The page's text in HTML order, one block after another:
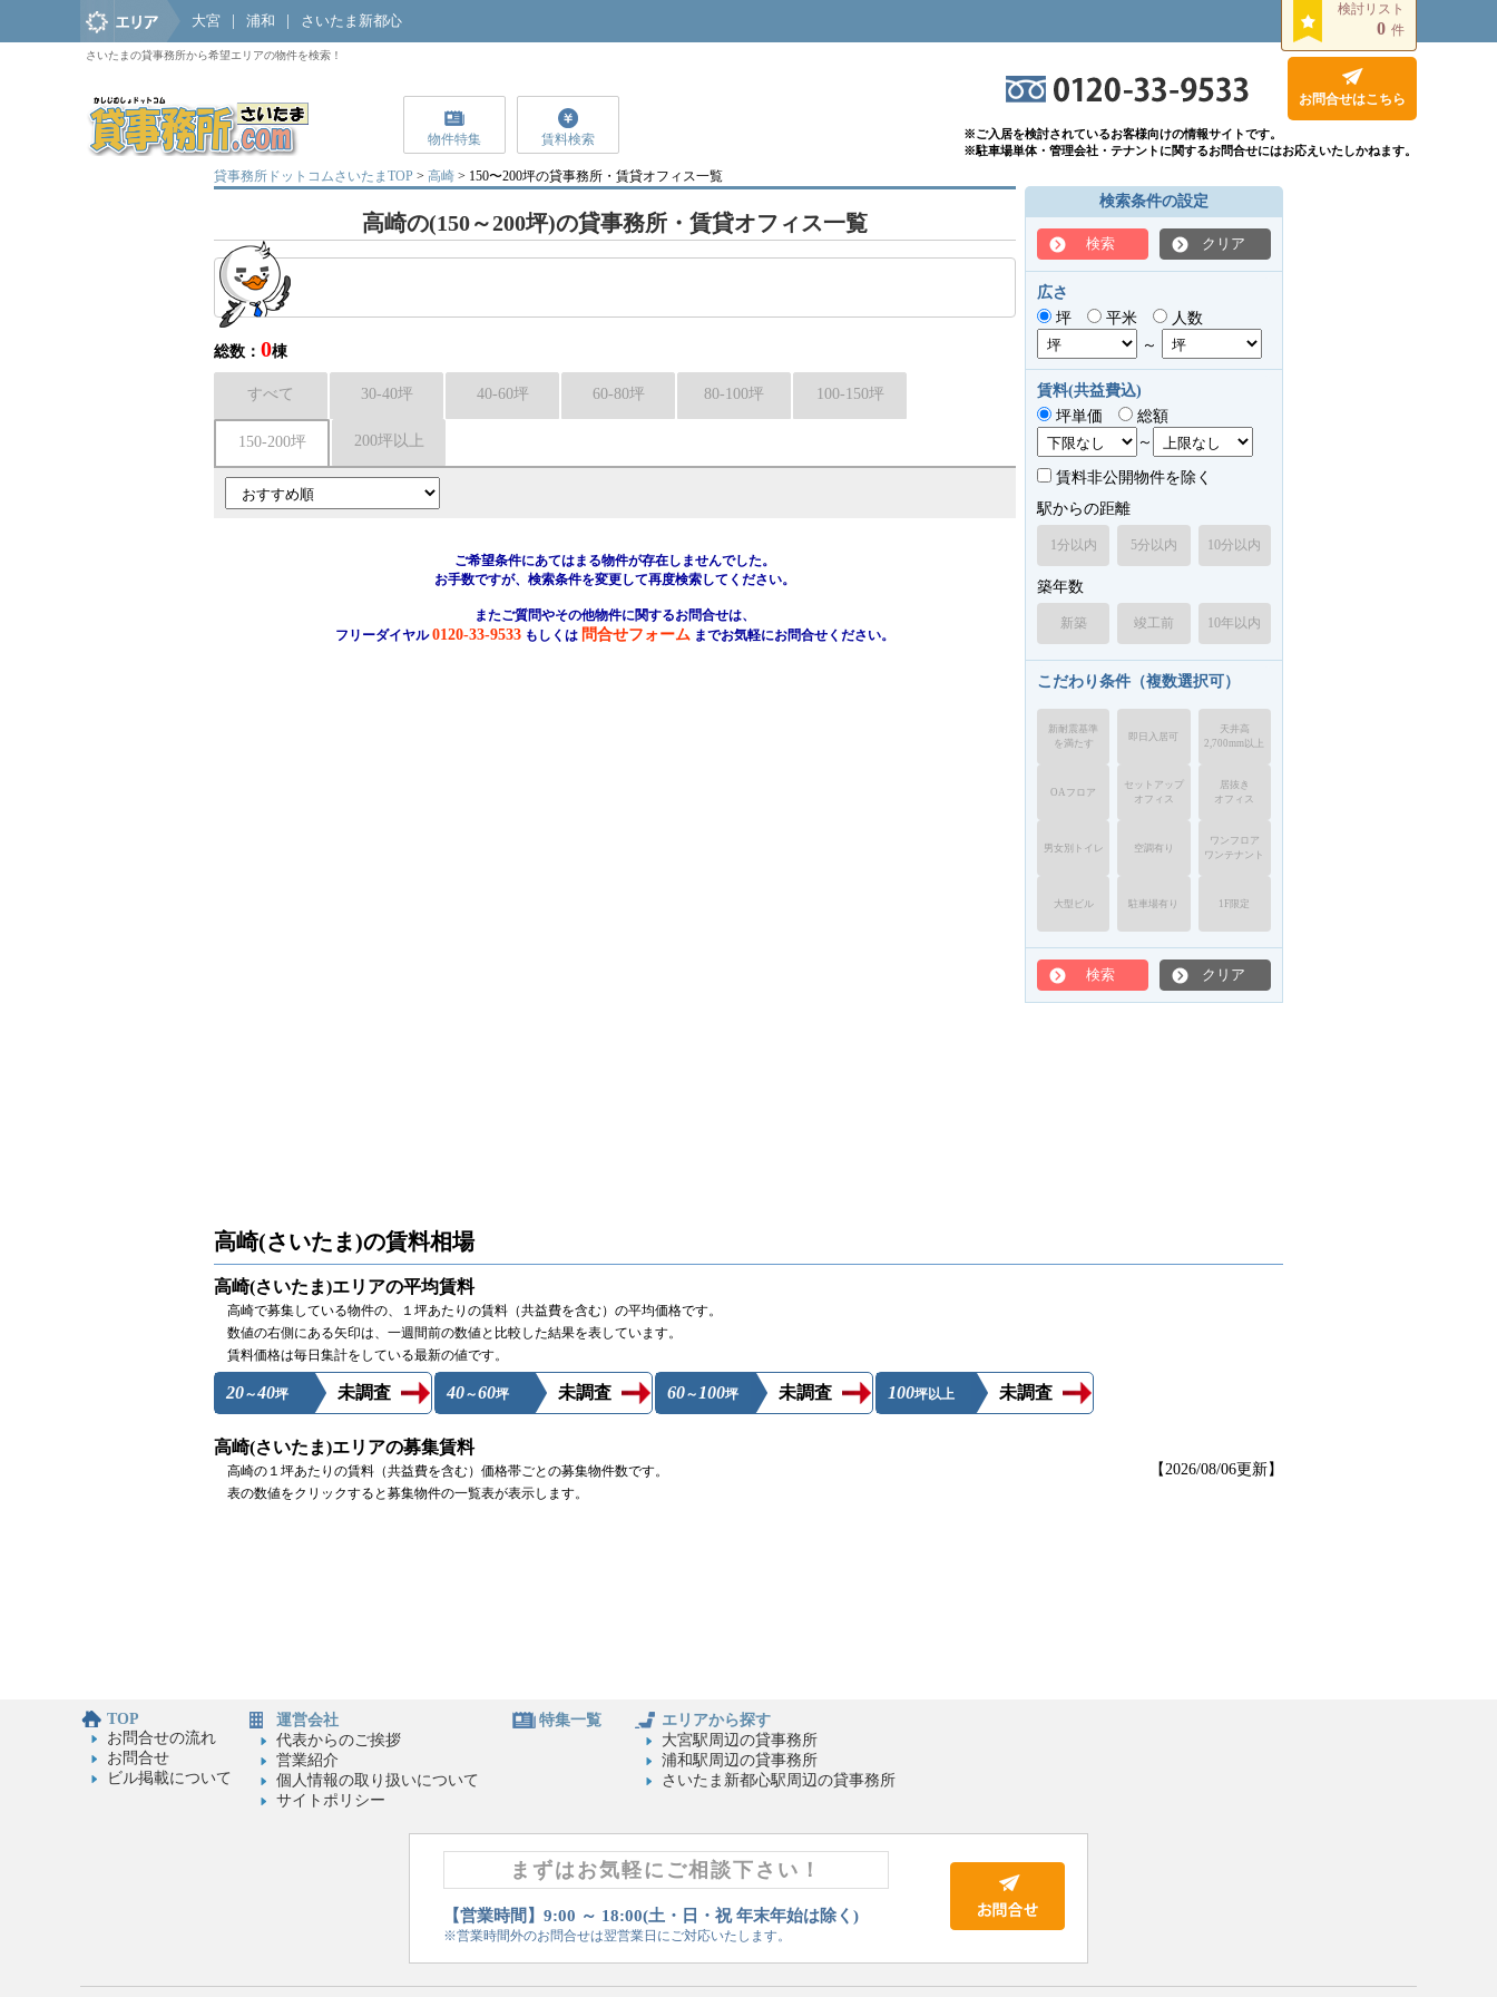
大宮 浦和 さいたま新都心
検討リスト
0 件
さいたまの貸事務所から希望エリアの物件を検索！
物件特集 賃料検索
お問合せはこちら
※ご入居を検討されているお客様向けの情報サイトです。
※駐車場単体・管理会社・テナントに関するお問合せにはお応えいたしかねます。
貸事務所ドットコムさいたまTOP > 高崎 > 150〜200坪の貸事務所・賃貸オフィス一覧
高崎の(150～200坪)の貸事務所・賃貸オフィス一覧
総数： 0棟
すべて 30-40坪 40-60坪 60-80坪 80-100坪 100-150坪
150-200坪 200坪以上
ご希望条件にあてはまる物件が存在しませんでした。
お手数ですが、検索条件を変更して再度検索してください。
またご質問やその他物件に関するお問合せは、
フリーダイヤル0120-33-9533 もしくは 問合せフォーム までお気軽にお問合せください。
検索条件の設定
検索 クリア
広さ
坪
平米
人数
～
賃料(共益費込)
坪単価
総額
～
賃料非公開物件を除く
駅からの距離
1分以内 5分以内 10分以内
築年数
新築 竣工前 10年以内
こだわり条件（複数選択可）
新耐震基準
を満たす
即日入居可
天井高
2,700mm以上
OAフロア
セットアップ
オフィス
居抜き
オフィス
男女別トイレ 空調有り
ワンフロア
ワンテナント
大型ビル 駐車場有り 1F限定
検索 クリア
高崎(さいたま)の賃料相場
高崎(さいたま)エリアの平均賃料
高崎で募集している物件の、１坪あたりの賃料（共益費を含む）の平均価格です。
数値の右側にある矢印は、一週間前の数値と比較した結果を表しています。
賃料価格は毎日集計をしている最新の値です。
20～40坪 未調査 40～60坪 未調査 60～ 100坪 未調査 100坪以上 未調査
高崎(さいたま)エリアの募集賃料
高崎の１坪あたりの賃料（共益費を含む）価格帯ごとの募集物件数です。
表の数値をクリックすると募集物件の一覧表が表示します。
【2026/08/06更新】
TOP
お問合せの流れ
お問合せ
ビル掲載について
運営会社
代表からのご挨拶
営業紹介
個人情報の取り扱いについて
サイトポリシー
特集一覧
エリアから探す
大宮駅周辺の貸事務所
浦和駅周辺の貸事務所
さいたま新都心駅周辺の貸事務所
まずはお気軽にご相談下さい！
【営業時間】9:00 ～ 18:00(土・日・祝 年末年始は除く)
※営業時間外のお問合せは翌営業日にご対応いたします。